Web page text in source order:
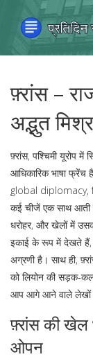
फ़्रांस –
अद्भुत
फ़्रांस, पश्चिमी यूरोप
आधिकारिक भाषा फ्रेंच है
global diplomacy,
कई चीजें एक साथ आती
धरोहर, और खेलों में
इकाई के रूप में देखते हैं,
अग्रणी है। साथ ही,
को लियोन की
आप आगे आने वाले लेखों में
फ़्रांस की खेल
ओपन